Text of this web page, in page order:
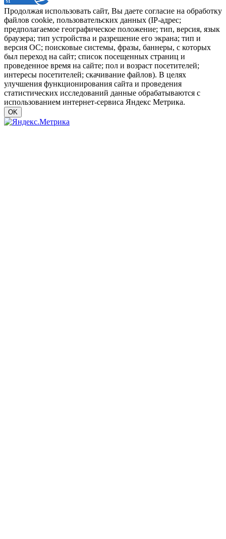
Продолжая использовать сайт, Вы даете согласие на обработку
файлов cookie, пользовательских данных (IP-адрес;
предполагаемое географическое положение; тип, версия, язык
браузера; тип устройства и разрешение его экрана; тип и
версия ОС; поисковые системы, фразы, баннеры, с которых
был переход на сайт; список посещенных страниц и
проведенное время на сайте; пол и возраст посетителей;
интересы посетителей; скачивание файлов). В целях
улучшения функционирования сайта и проведения
статистических исследований данные обрабатываются с
использованием интернет-сервиса Яндекс Метрика.
OK